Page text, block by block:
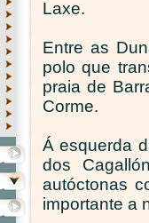
Laxe.
Entre as
polo que
praia de
Corme.
Á esquerda
dos
autóctonas
importante a